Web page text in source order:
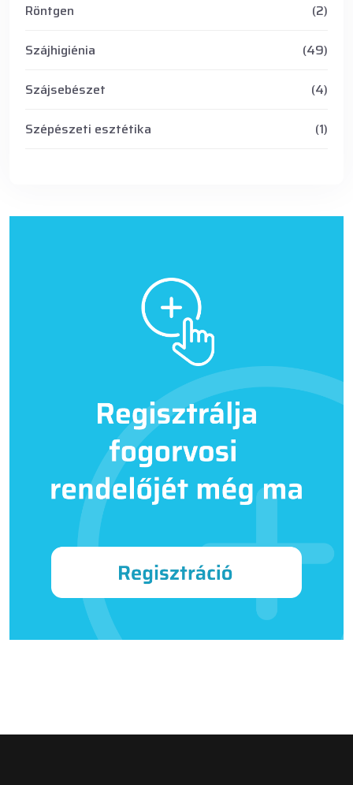
Röntgen
(2)
Szájhigiénia
(49)
Szájsebészet
(4)
Szépészeti esztétika
(1)